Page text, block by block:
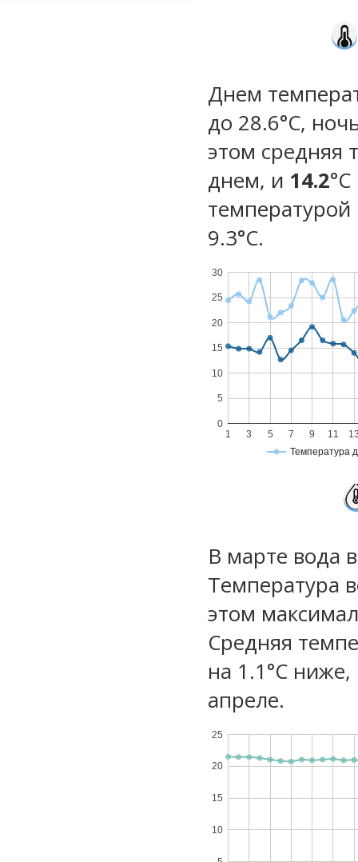
Днем
до 28.6°C,
этом средняя
днем, и 14.2
температурой
9.3°С.
Температура
1 3 5 7 9 11
0
5
10
15
20
25
30
В марте вода
Температура
этом
Средняя
на 1.1°C
апреле.
10
15
20
25